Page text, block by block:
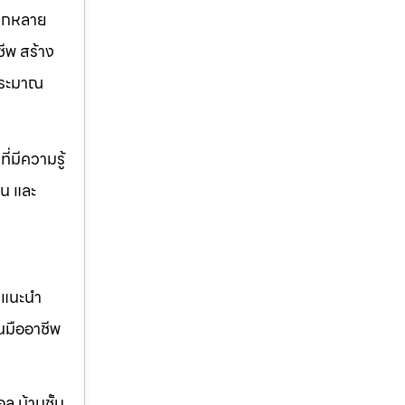
หลาย
สร้าง
ะมาณ
มีความรู้
และ
นะนำ
มืออาชีพ